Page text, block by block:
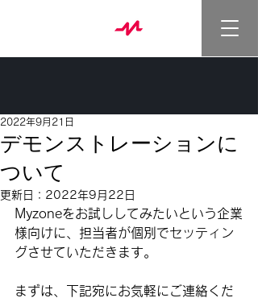
デモンストレーションに
ついて
2022年9月21日
更新日： 2022年9月22日
Myzoneをお試ししてみたいという企業
様向けに、担当者が個別でセッティン
グさせていただきます。
まずは、下記宛にお気軽にご連絡くだ